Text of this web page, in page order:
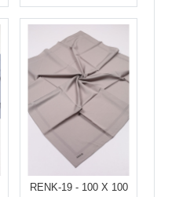
RENK-19 - 100 X 100